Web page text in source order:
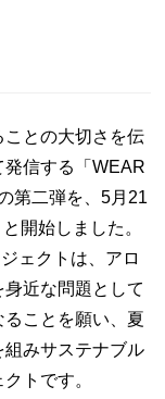
との大切さを伝
発信する「WEAR
第二弾を、5月21
開始しました。
ェクトは、アロ
近な問題として
ことを願い、夏
みサステナブル
トです。